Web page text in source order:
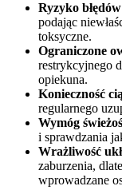
Ryzyko
podając
toksyczne.
Ograniczone
restrykcyjnego
opiekuna.
Konieczność
regularnego
Wymóg
i sprawdzania
Wrażliwość
zaburzenia,
wprowadzane